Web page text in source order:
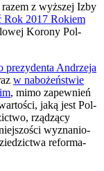
z wyż­szej Izby
Rok 2017 Rokiem
Koro­ny Pol­
pre­zy­den­ta Andrze­ja
w nabo­żeń­stwie
, mimo zapew­nień
jaką jest Pol­
rzą­dzą­cy
wyzna­nio­
refor­ma­